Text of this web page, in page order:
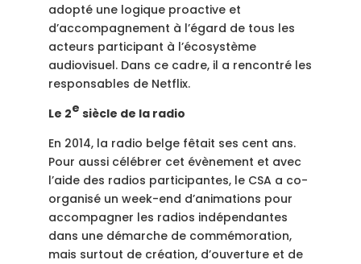
adopté une logique proactive et
d’accompagnement à l’égard de tous les
acteurs participant à l’écosystème
audiovisuel. Dans ce cadre, il a rencontré les
responsables de Netflix.
Le 2e siècle de la radio
En 2014, la radio belge fêtait ses cent ans.
Pour aussi célébrer cet évènement et avec
l’aide des radios participantes, le CSA a co-
organisé un week-end d’animations pour
accompagner les radios indépendantes
dans une démarche de commémoration,
mais surtout de création, d’ouverture et de